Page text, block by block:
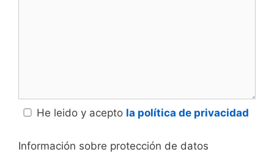
He leido y acepto la política de privacidad
Información sobre protección de datos